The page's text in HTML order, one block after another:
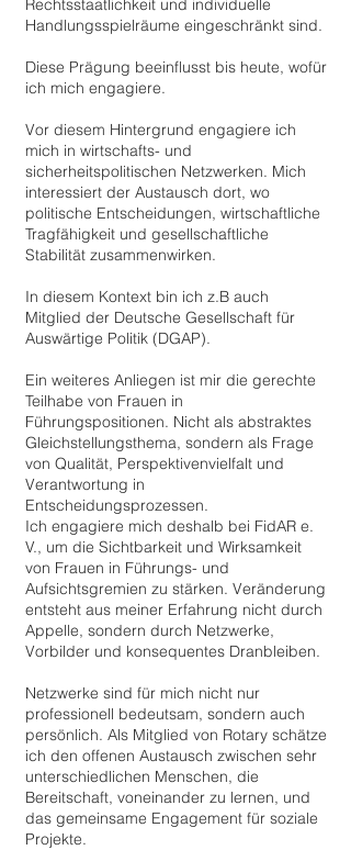
Rechtsstaatlichkeit und individuelle
Handlungsspielräume eingeschränkt sind.
Diese Prägung beeinflusst bis heute, wofür
ich mich engagiere.
Vor diesem Hintergrund engagiere ich
mich in wirtschafts- und
sicherheitspolitischen Netzwerken. Mich
interessiert der Austausch dort, wo
politische Entscheidungen, wirtschaftliche
Tragfähigkeit und gesellschaftliche
Stabilität zusammenwirken.
In diesem Kontext bin ich z.B auch
Mitglied der Deutsche Gesellschaft für
Auswärtige Politik (DGAP).
Ein weiteres Anliegen ist mir die gerechte
Teilhabe von Frauen in
Führungspositionen. Nicht als abstraktes
Gleichstellungsthema, sondern als Frage
von Qualität, Perspektivenvielfalt und
Verantwortung in
Entscheidungsprozessen.
Ich engagiere mich deshalb bei FidAR e.
V., um die Sichtbarkeit und Wirksamkeit
von Frauen in Führungs- und
Aufsichtsgremien zu stärken. Veränderung
entsteht aus meiner Erfahrung nicht durch
Appelle, sondern durch Netzwerke,
Vorbilder und konsequentes Dranbleiben.
Netzwerke sind für mich nicht nur
professionell bedeutsam, sondern auch
persönlich. Als Mitglied von Rotary schätze
ich den offenen Austausch zwischen sehr
unterschiedlichen Menschen, die
Bereitschaft, voneinander zu lernen, und
das gemeinsame Engagement für soziale
Projekte.